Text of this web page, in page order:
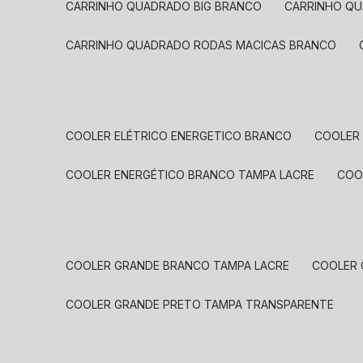
CARRINHO QUADRADO BIG BRANCO CARRINHO
CARRINHO QUADRADO RODAS MACICAS BRANCO
COOLER ELÉTRICO ENERGETICO BRANCO
COOLER ENERGÉTICO BRANCO TAMPA LACRE
COOLER GRANDE BRANCO TAMPA LACRE
COOLER GRANDE PRETO TAMPA TRANSPARENTE